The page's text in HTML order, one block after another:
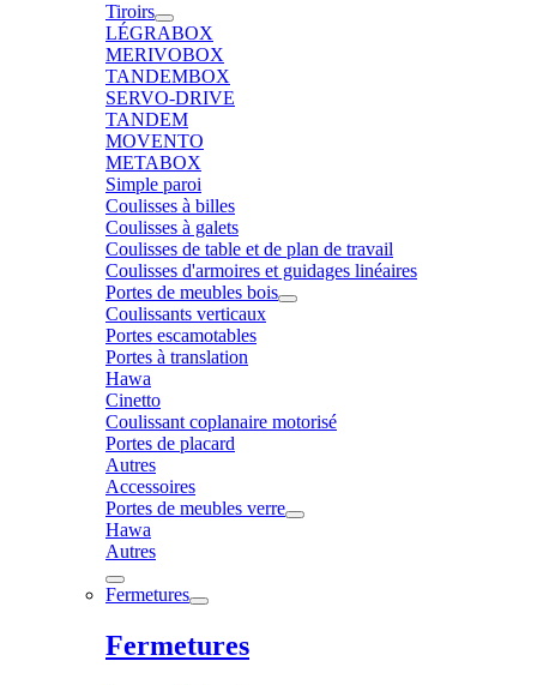
Tiroirs
LÉGRABOX
MERIVOBOX
TANDEMBOX
SERVO-DRIVE
TANDEM
MOVENTO
METABOX
Simple paroi
Coulisses à billes
Coulisses à galets
Coulisses de table et de plan de travail
Coulisses d'armoires et guidages linéaires
Portes de meubles bois
Coulissants verticaux
Portes escamotables
Portes à translation
Hawa
Cinetto
Coulissant coplanaire motorisé
Portes de placard
Autres
Accessoires
Portes de meubles verre
Hawa
Autres
Fermetures
Fermetures